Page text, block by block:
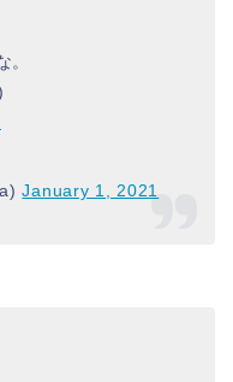
。
January 1, 2021